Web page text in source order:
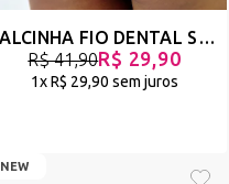
CALCINHA FIO DENTAL SEXY DE LUXO EM TULE ANIMAL PRINT - BUZANFA - ONÇA - REF 3068
R$ 41,90R$ 29,90
1xR$ 29,90 sem juros
NEW